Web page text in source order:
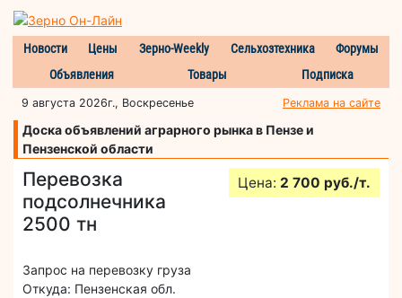
Новости Цены Зерно-Weekly Сельхозтехника
Форумы
Объявления
Товары Подписка
9 августа 2026г., Воскресенье Реклама на сайте
Доска объявлений аграрного рынка в Пензе и
Пензенской области
Перевозка
подсолнечника
2500 тн
Цена: 2 700 руб./т.
Запрос на перевозку груза
Откуда: Пензенская обл.